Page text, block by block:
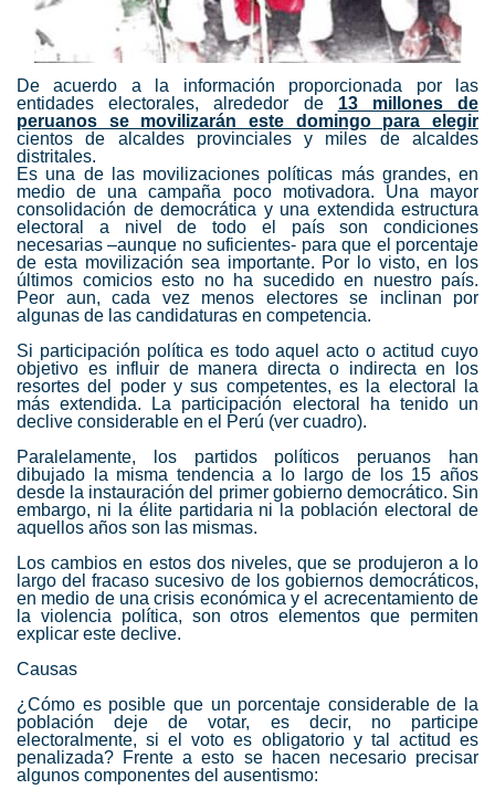
De acuerdo a la información proporcionada por las
entidades electorales, alrededor de 13 millones de
peruanos se movilizarán este domingo para elegir
cientos de alcaldes provinciales y miles de alcaldes
distritales.
Es una de las movilizaciones políticas más grandes, en
medio de una campaña poco motivadora. Una mayor
consolidación de democrática y una extendida estructura
electoral a nivel de todo el país son condiciones
necesarias –aunque no suficientes- para que el porcentaje
de esta movilización sea importante. Por lo visto, en los
últimos comicios esto no ha sucedido en nuestro país.
Peor aun, cada vez menos electores se inclinan por
algunas de las candidaturas en competencia.
Si participación política es todo aquel acto o actitud cuyo
objetivo es influir de manera directa o indirecta en los
resortes del poder y sus competentes, es la electoral la
más extendida. La participación electoral ha tenido un
declive considerable en el Perú (ver cuadro).
Paralelamente, los partidos políticos peruanos han
dibujado la misma tendencia a lo largo de los 15 años
desde la instauración del primer gobierno democrático. Sin
embargo, ni la élite partidaria ni la población electoral de
aquellos años son las mismas.
Los cambios en estos dos niveles, que se produjeron a lo
largo del fracaso sucesivo de los gobiernos democráticos,
en medio de una crisis económica y el acrecentamiento de
la violencia política, son otros elementos que permiten
explicar este declive.
Causas
¿Cómo es posible que un porcentaje considerable de la
población deje de votar, es decir, no participe
electoralmente, si el voto es obligatorio y tal actitud es
penalizada? Frente a esto se hacen necesario precisar
algunos componentes del ausentismo: